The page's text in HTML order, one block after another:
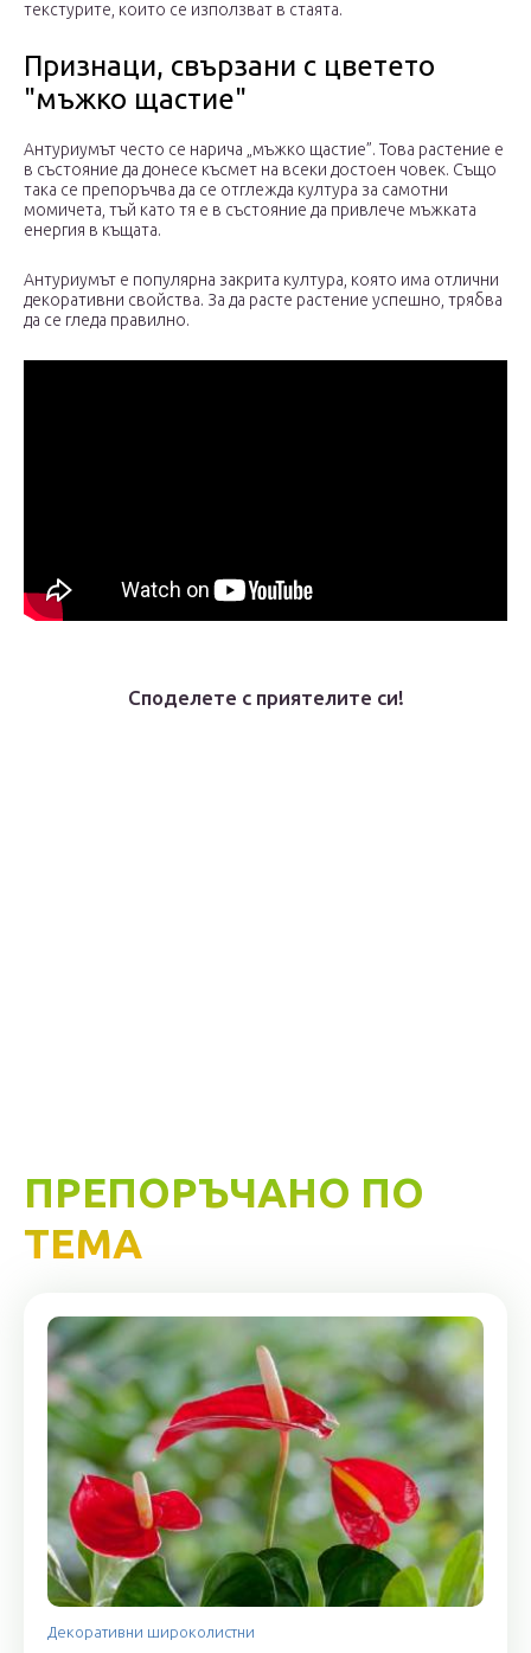
текстурите, които се използват в стаята.
Признаци, свързани с цветето
"мъжко щастие"
Антуриумът често се нарича „мъжко щастие”. Това растение е
в състояние да донесе късмет на всеки достоен човек. Също
така се препоръчва да се отглежда култура за самотни
момичета, тъй като тя е в състояние да привлече мъжката
енергия в къщата.
Антуриумът е популярна закрита култура, която има отлични
декоративни свойства. За да расте растение успешно, трябва
да се гледа правилно.
Споделете с приятелите си!
ПРЕПОРЪЧАНО ПО
ТЕМА
Декоративни широколистни